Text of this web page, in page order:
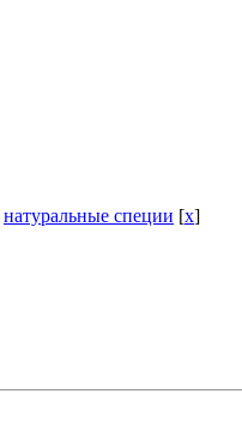
натуральные специи [x]